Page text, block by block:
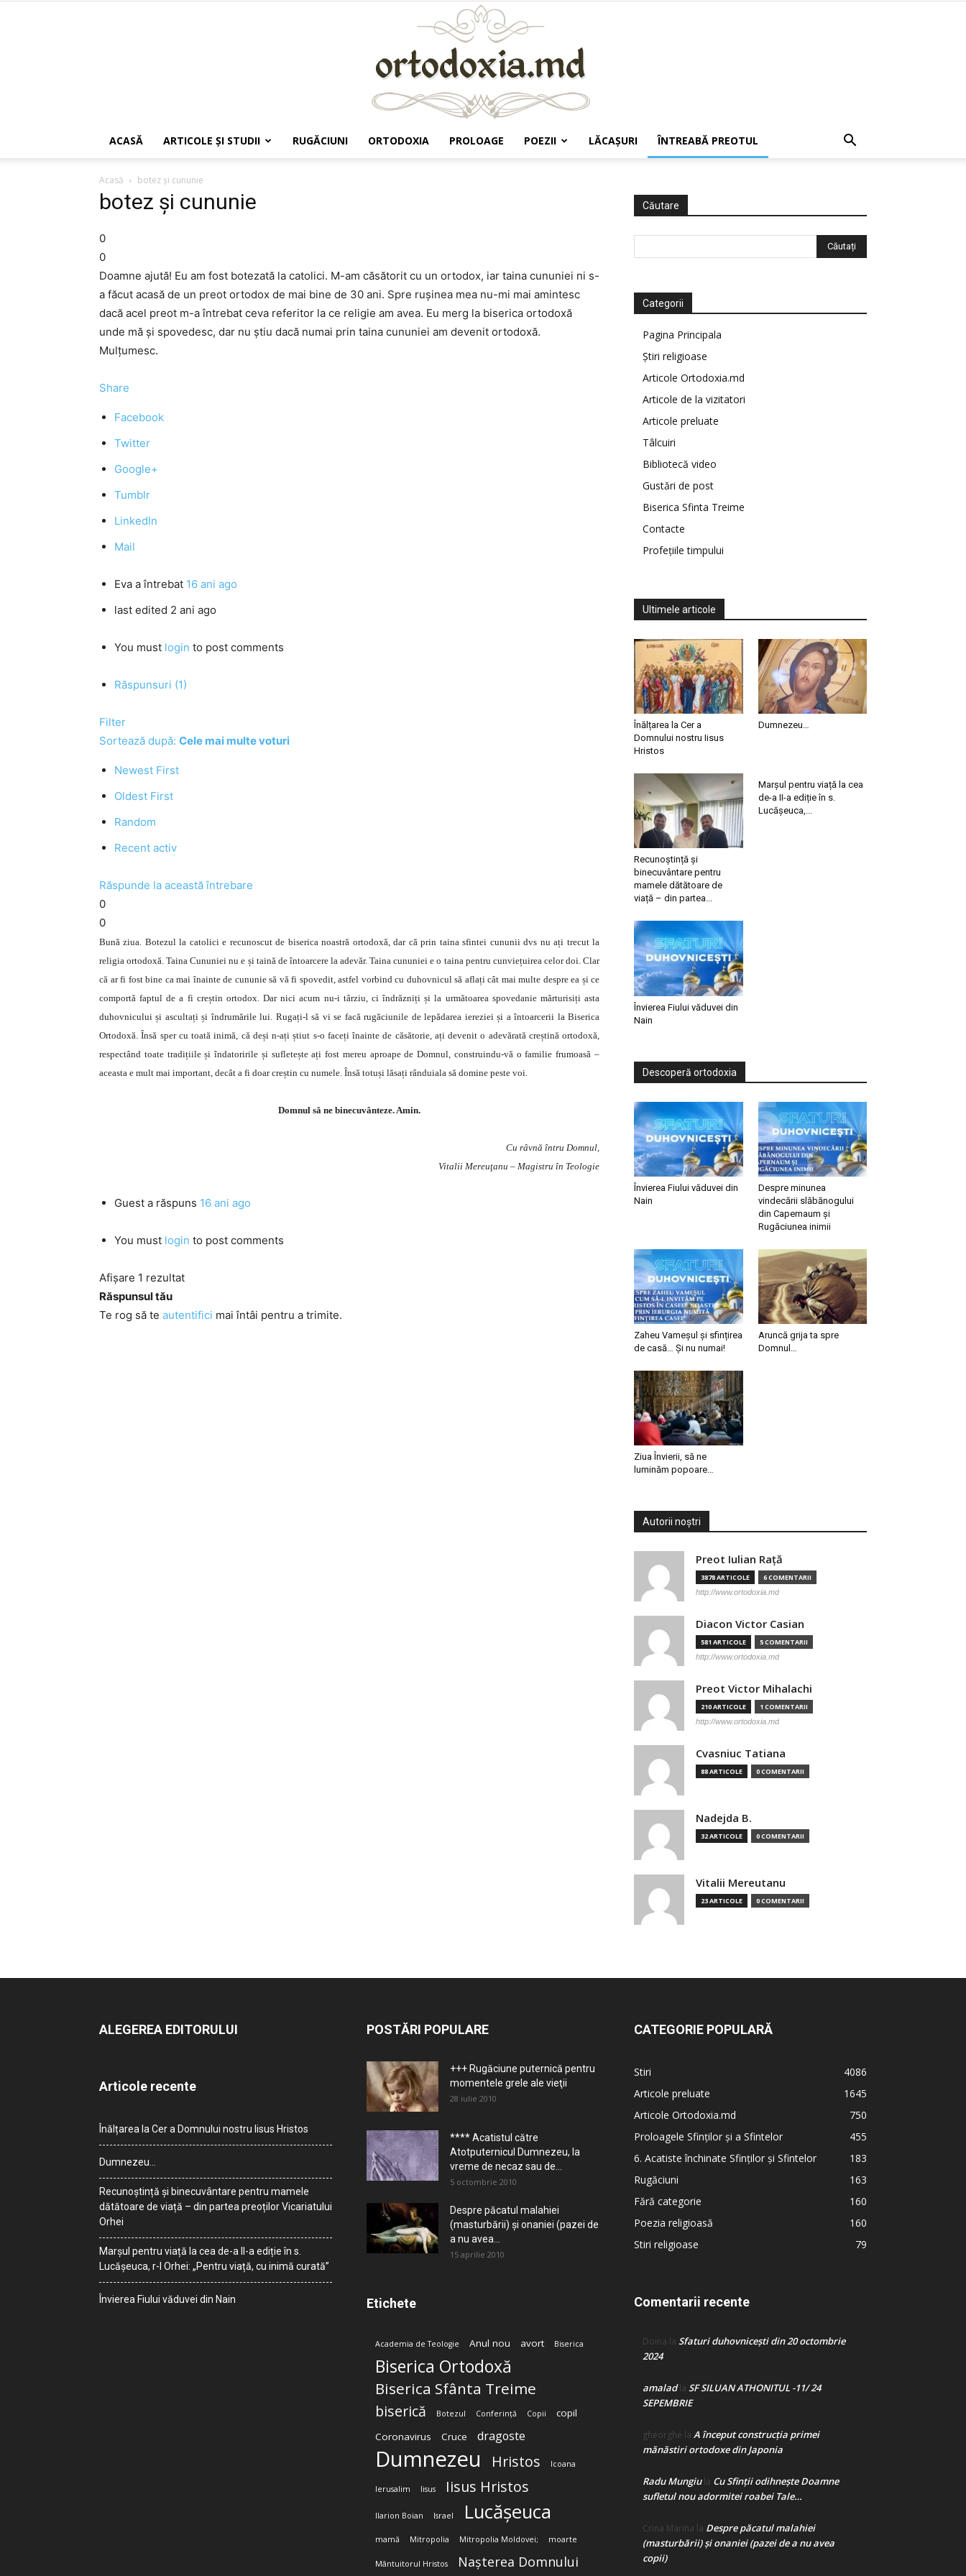
ACASĂ ARTICOLE ŞI STUDII RUGĂCIUNI ORTODOXIA PROLOAGE POEZII LĂCAŞURI ÎNTREABĂ PREOTUL
Acasă botez și cununie
botez și cununie
0
0
Doamne ajută! Eu am fost botezată la catolici. M-am căsătorit cu un ortodox, iar taina cununiei ni s-
a făcut acasă de un preot ortodox de mai bine de 30 ani. Spre rușinea mea nu-mi mai amintesc
dacă acel preot m-a întrebat ceva referitor la ce religie am avea. Eu merg la biserica ortodoxă
unde mă și spovedesc, dar nu știu dacă numai prin taina cununiei am devenit ortodoxă.
Mulțumesc.
Share
Facebook
Twitter
Google+
Tumblr
LinkedIn
Mail
Eva a întrebat 16 ani ago
last edited 2 ani ago
You must login to post comments
Răspunsuri (1)
Filter
Sortează după: Cele mai multe voturi
Newest First
Oldest First
Random
Recent activ
Răspunde la această întrebare
0
0
Bună ziua. Botezul la catolici e recunoscut de biserica noastră ortodoxă, dar că prin taina sfintei cununii dvs nu ați trecut la
religia ortodoxă. Taina Cununiei nu e și taină de întoarcere la adevăr. Taina cununiei e o taina pentru cunviețuirea celor doi. Clar
că ar fi fost bine ca mai înainte de cununie să vă fi spovedit, astfel vorbind cu duhovnicul să aflați cât mai multe despre ea și ce
comportă faptul de a fi creștin ortodox. Dar nici acum nu-i târziu, ci îndrăzniți și la următoarea spovedanie mărturisiți asta
duhovnicului și ascultați și îndrumările lui. Rugați-l să vi se facă rugăciunile de lepădarea iereziei și a întoarcerii la Biserica
Ortodoxă. Însă sper cu toată inimă, că deși n-ați știut s-o faceți înainte de căsătorie, ați devenit o adevărată creștină ortodoxă,
respectând toate tradițiile și îndatoririle și sufletește ați fost mereu aproape de Domnul, construindu-vă o familie frumoasă –
aceasta e mult mai important, decât a fi doar creștin cu numele. Însă totuși lăsați rânduiala să domine peste voi.
Domnul să ne binecuvânteze. Amin.
Cu râvnă întru Domnul,
Vitalii Mereuţanu – Magistru în Teologie
Guest a răspuns 16 ani ago
You must login to post comments
Afișare 1 rezultat
Răspunsul tău
Te rog să te autentifici mai întâi pentru a trimite.
Căutare
Categorii
Pagina Principala
Știri religioase
Articole Ortodoxia.md
Articole de la vizitatori
Articole preluate
Tâlcuiri
Bibliotecă video
Gustări de post
Biserica Sfinta Treime
Contacte
Profețiile timpului
Ultimele articole
Înălțarea la Cer a
Domnului nostru Iisus
Hristos
Dumnezeu…
Recunoștință și
binecuvântare pentru
mamele dătătoare de
viață – din partea...
Marșul pentru viață la cea
de-a II-a ediție în s.
Lucășeuca,...
Învierea Fiului văduvei din
Nain
Descoperă ortodoxia
Învierea Fiului văduvei din
Nain
Despre minunea
vindecării slăbănogului
din Capernaum și
Rugăciunea inimii
Zaheu Vameșul și sfințirea
de casă… Și nu numai!
Aruncă grija ta spre
Domnul…
Ziua Învierii, să ne
luminăm popoare…
Autorii noștri
Preot Iulian Raţă
3878 ARTICOLE 6 COMENTARII
http://www.ortodoxia.md
Diacon Victor Casian
581 ARTICOLE 5 COMENTARII
http://www.ortodoxia.md
Preot Victor Mihalachi
210 ARTICOLE 1 COMENTARII
http://www.ortodoxia.md
Cvasniuc Tatiana
88 ARTICOLE 0 COMENTARII
Nadejda B.
32 ARTICOLE 0 COMENTARII
Vitalii Mereutanu
23 ARTICOLE 0 COMENTARII
ALEGEREA EDITORULUI
Articole recente
Înălțarea la Cer a Domnului nostru Iisus Hristos
Dumnezeu…
Recunoștință și binecuvântare pentru mamele
dătătoare de viață – din partea preoților Vicariatului
Orhei
Marșul pentru viață la cea de-a II-a ediție în s.
Lucășeuca, r-l Orhei: „Pentru viață, cu inimă curată”
Învierea Fiului văduvei din Nain
POSTĂRI POPULARE
+++ Rugăciune puternică pentru
momentele grele ale vieţii
28 iulie 2010
**** Acatistul către
Atotputernicul Dumnezeu, la
vreme de necaz sau de...
5 octombrie 2010
Despre păcatul malahiei
(masturbării) şi onaniei (pazei de
a nu avea...
15 aprilie 2010
Etichete
Academia de Teologie Anul nou avort Biserica
Biserica Ortodoxă
Biserica Sfânta Treime
biserică Botezul Conferință Copii
copil
Coronavirus
Cruce dragoste
Dumnezeu Hristos Icoana
Ierusalim Iisus Iisus Hristos
Ilarion Boian Israel Lucășeuca
mamă Mitropolia Mitropolia Moldovei; moarte
Mântuitorul Hristos Nașterea Domnului
CATEGORIE POPULARĂ
Stiri
4086
Articole preluate
1645
Articole Ortodoxia.md
750
Proloagele Sfinților și a Sfintelor
455
6. Acatiste închinate Sfinților și Sfintelor
183
Rugăciuni
163
Fără categorie
160
Poezia religioasă
160
Stiri religioase
79
Comentarii recente
Doina la Sfaturi duhovnicești din 20 octombrie
2024
amaladla SF SILUAN ATHONITUL -11/ 24
SEPEMBRIE
gheorghe la A început construcţia primei
mănăstiri ortodoxe din Japonia
Radu Mungiula Cu Sfinții odihnește Doamne
sufletul nou adormitei roabei Tale…
Crina Marina la Despre păcatul malahiei
(masturbării) şi onaniei (pazei de a nu avea
copii)